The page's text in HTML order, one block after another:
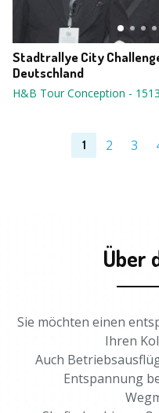
Stadtrallye City
Deutschland
H&B Tour Conception -
1 2 3
Über
Sie möchten einen
Ihren
Auch
Entspannung